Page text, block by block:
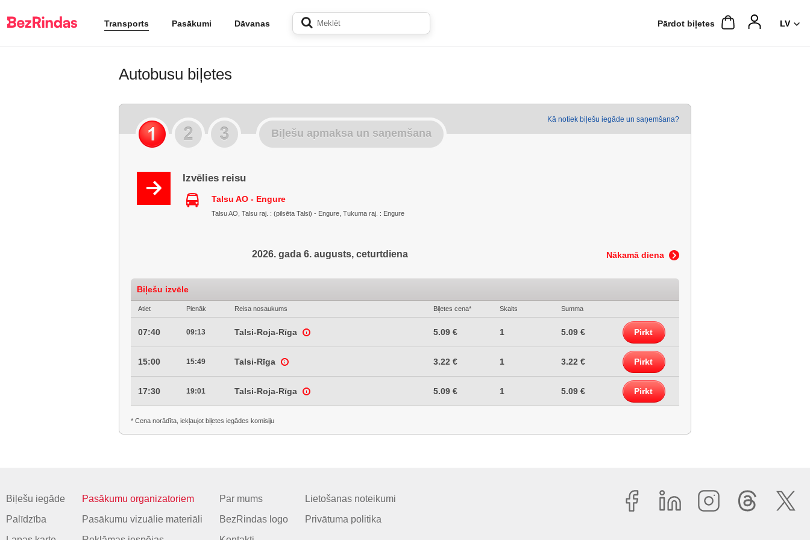
Transports Pasākumi Dāvanas Pārdot biļetes
Autobusu biļetes
Kā notiek biļešu iegāde un saņemšana?
Biļešu apmaksa un saņemšana
Izvēlies reisu
Talsu AO - Engure
Talsu AO, Talsu raj. : (pilsēta Talsi) - Engure, Tukuma raj. : Engure
Nākamā diena
2026. gada 6. augusts, ceturtdiena
Biļešu izvēle
Atiet Pienāk Reisa nosaukums Biļetes cena* Skaits Summa
07:40 09:13 Talsi-Roja-Rīga 5.09 € 1 5.09 € Pirkt
15:00 15:49 Talsi-Rīga 3.22 € 1 3.22 € Pirkt
17:30 19:01 Talsi-Roja-Rīga 5.09 € 1 5.09 € Pirkt
* Cena norādīta, iekļaujot biļetes iegādes komisiju
Biļešu iegāde
Palīdzība
Pasākumu organizatoriem
Pasākumu vizuālie materiāli
Par mums
BezRindas logo
Lietošanas noteikumi
Privātuma politika